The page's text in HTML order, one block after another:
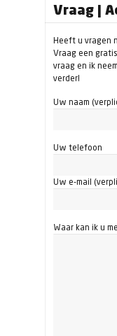
Vraag |
Heeft u vragen
Vraag een
vraag en ik
verder!
Uw naam
Uw telefoon
Uw e-mail
Waar kan ik u